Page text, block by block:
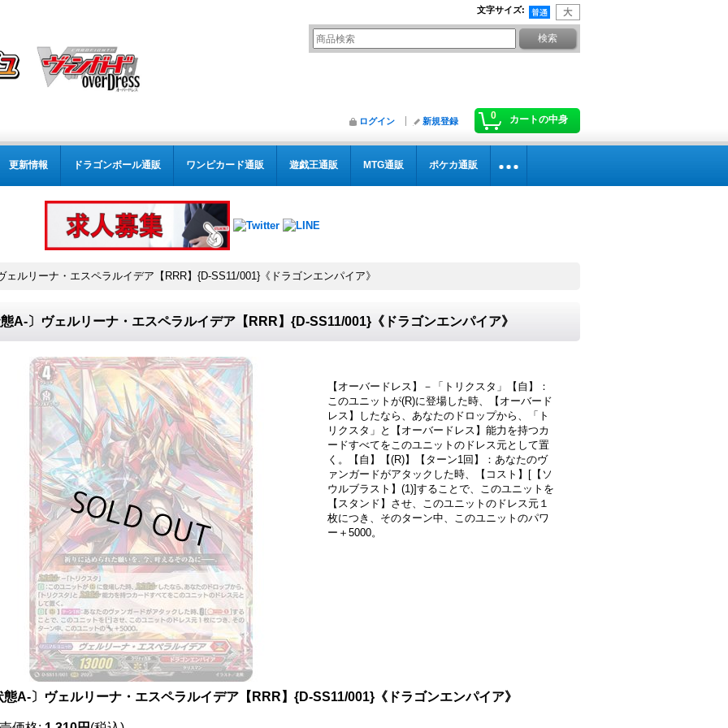
文字サイズ:
0 カートの中身
ログイン 新規登録
更新情報 ドラゴンボール通販 ワンピカード通販 遊戯王通販 MTG通販 ポケカ通販
ェルリーナ・エスペラルイデア【RRR】{D-SS11/001}《ドラゴンエンパイア》
A-〕ヴェルリーナ・エスペラルイデア【RRR】{D-SS11/001}《ドラゴンエンパイア》
【オーバードレス】－「トリクスタ」【自】：
このユニットが(R)に登場した時、【オーバード
レス】したなら、あなたのドロップから、「ト
リクスタ」と【オーバードレス】能力を持つカ
ードすべてをこのユニットのドレス元として置
く。【自】【(R)】【ターン1回】：あなたのヴ
ァンガードがアタックした時、【コスト】[【ソ
ウルブラスト】(1)]することで、このユニットを
【スタンド】させ、このユニットのドレス元１
枚につき、そのターン中、このユニットのパワ
ー＋5000。
態A-〕ヴェルリーナ・エスペラルイデア【RRR】{D-SS11/001}《ドラゴンエンパイア》